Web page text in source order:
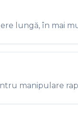
lungă, în mai
manipulare